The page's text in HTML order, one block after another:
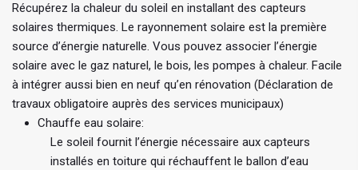
Récupérez la chaleur du soleil en installant des capteurs
solaires thermiques. Le rayonnement solaire est la première
source d’énergie naturelle. Vous pouvez associer l’énergie
solaire avec le gaz naturel, le bois, les pompes à chaleur. Facile
à intégrer aussi bien en neuf qu’en rénovation (Déclaration de
travaux obligatoire auprès des services municipaux)
Chauffe eau solaire:
Le soleil fournit l’énergie nécessaire aux capteurs
installés en toiture qui réchauffent le ballon d’eau